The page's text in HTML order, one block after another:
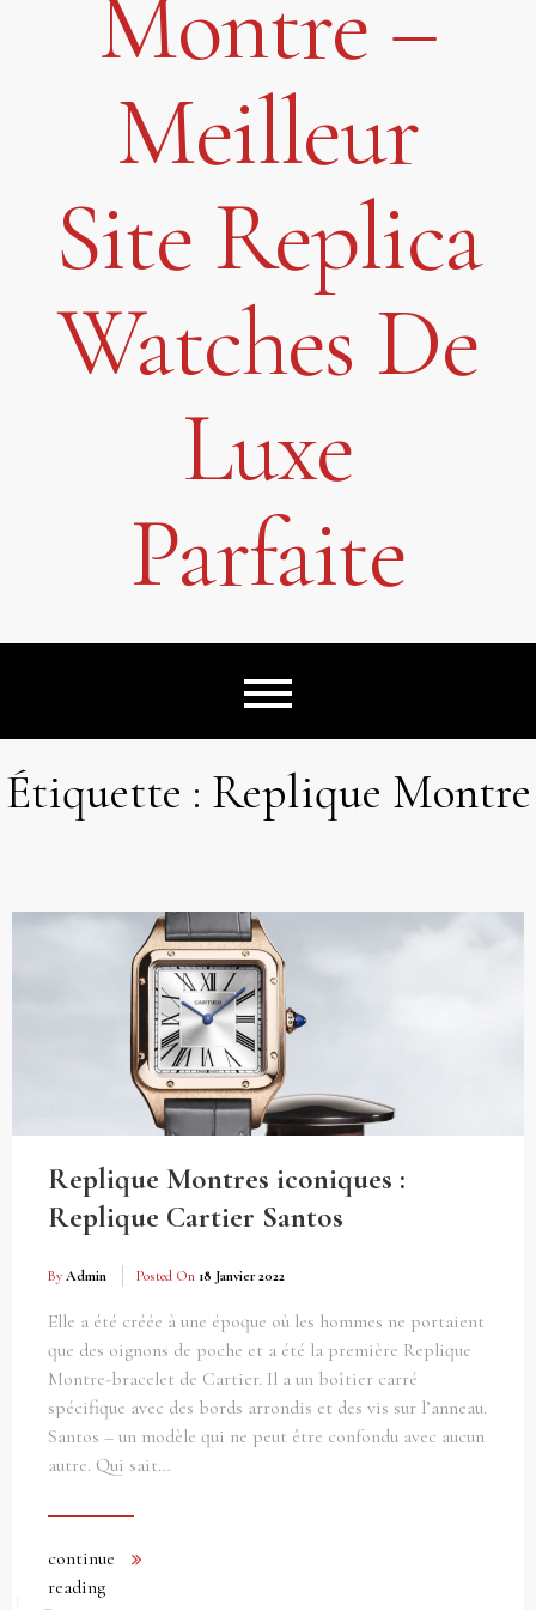
Montre –
Meilleur
Site Replica
Watches De
Luxe
Parfaite
Étiquette : Replique Montre
Replique Montres iconiques :
Replique Cartier Santos
By Admin Posted On 18 Janvier 2022
Elle a été créée à une époque où les hommes ne portaient
que des oignons de poche et a été la première Replique
Montre-bracelet de Cartier. Il a un boîtier carré
spécifique avec des bords arrondis et des vis sur l’anneau.
Santos – un modèle qui ne peut être confondu avec aucun
autre. Qui sait…
continue
reading